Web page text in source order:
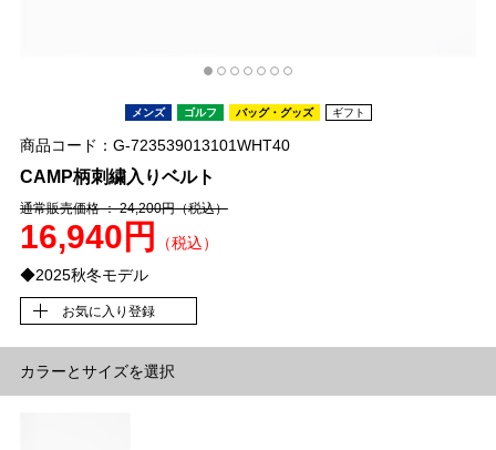
メンズ ゴルフ バッグ・グッズ ギフト
商品コード：G-723539013101WHT40
CAMP柄刺繍入りベルト
通常販売価格 ： 24,200円（税込）
16,940円
（税込）
◆2025秋冬モデル
お気に入り登録
カラーとサイズを選択